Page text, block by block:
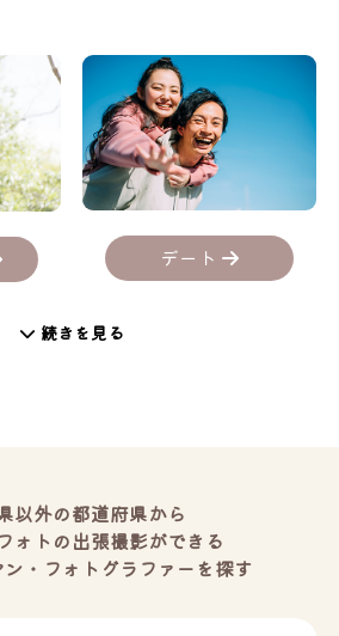
デート
続きを見る
以外の都道府県から
ォトの出張撮影ができる
・フォトグラファーを探す